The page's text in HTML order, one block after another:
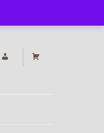
COMPTE